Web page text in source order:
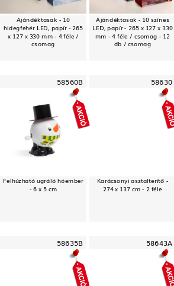
Ajándéktasak - 10
hidegfehér LED, papír - 265
x 127 x 330 mm - 4 féle /
csomag
Ajándéktasak - 10 színes
LED, papír - 265 x 127 x 330
mm - 4 féle / csomag - 12
db / csomag
58560B
Felhúzható ugráló hóember
- 6 x 5 cm
58630
Karácsonyi asztalterítő -
274 x 137 cm - 2 féle
58635B 58643A